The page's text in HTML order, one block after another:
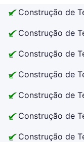
Construção de
Construção de
Construção de
Construção de
Construção de
Construção de
Construção de